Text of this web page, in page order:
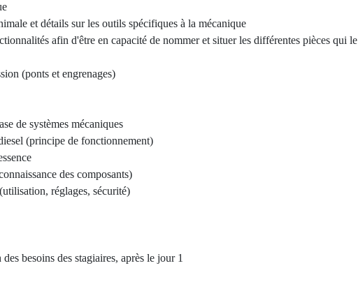
et détails sur les outils spécifiques à la mécanique
afin d'être en capacité de nommer et situer les différentes pièces qui le
(ponts et engrenages)
de systèmes mécaniques
(principe de fonctionnement)
des composants)
réglages, sécurité)
besoins des stagiaires, après le jour 1